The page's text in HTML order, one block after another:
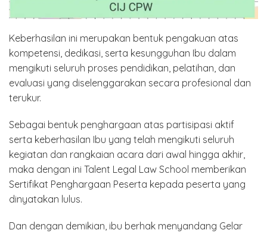
Keberhasilan ini merupakan bentuk pengakuan atas
kompetensi, dedikasi, serta kesungguhan Ibu dalam
mengikuti seluruh proses pendidikan, pelatihan, dan
evaluasi yang diselenggarakan secara profesional dan
terukur.
Sebagai bentuk penghargaan atas partisipasi aktif
serta keberhasilan Ibu yang telah mengikuti seluruh
kegiatan dan rangkaian acara dari awal hingga akhir,
maka dengan ini Talent Legal Law School memberikan
Sertifikat Penghargaan Peserta kepada peserta yang
dinyatakan lulus.
Dan dengan demikian, ibu berhak menyandang Gelar